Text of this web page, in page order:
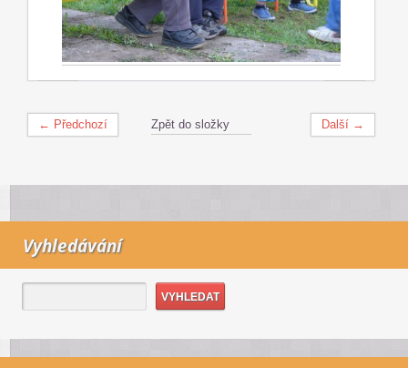
← Předchozí Další →
Zpět do složky
Vyhledávání